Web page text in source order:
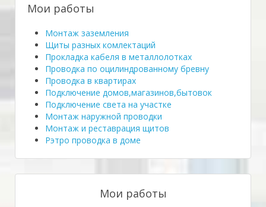
Мои работы
Монтаж заземления
Щиты разных комлектаций
Прокладка кабеля в металлолотках
Проводка по оцилиндрованному бревну
Проводка в квартирах
Подключение домов,магазинов,бытовок
Подключение света на участке
Монтаж наружной проводки
Монтаж и реставрация щитов
Рэтро проводка в доме
Мои работы